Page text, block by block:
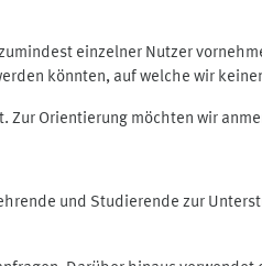
einzelner Nutzer
könnten, auf welche wir
Orientierung möchten wir
und Studierende zur